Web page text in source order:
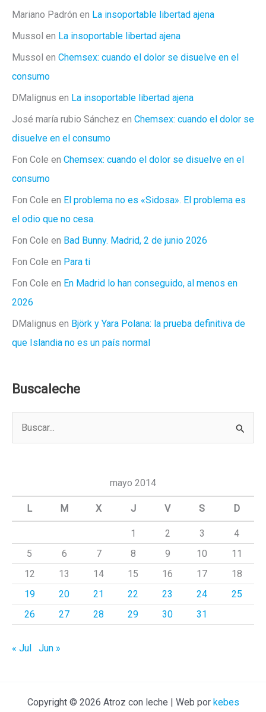
Mariano Padrón en La insoportable libertad ajena
Mussol en La insoportable libertad ajena
Mussol en Chemsex: cuando el dolor se disuelve en el
consumo
DMalignus en La insoportable libertad ajena
José maría rubio Sánchez en Chemsex: cuando el dolor se
disuelve en el consumo
Fon Cole en Chemsex: cuando el dolor se disuelve en el
consumo
Fon Cole en El problema no es «Sidosa». El problema es
el odio que no cesa.
Fon Cole en Bad Bunny. Madrid, 2 de junio 2026
Fon Cole en Para ti
Fon Cole en En Madrid lo han conseguido, al menos en
2026
DMalignus en Björk y Yara Polana: la prueba definitiva de
que Islandia no es un país normal
Buscaleche
a
mayo 2014
L M X J V S D
1 2 3
4
5
6 7 8 9 10
11
12
13 14 15 16 17
18
19
20 21 22 23 24
25
26
27 28 29 30 31
« Jul Jun »
Copyright © 2026 Atroz con leche | Web por kebes